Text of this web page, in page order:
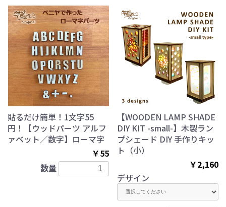
貼るだけ簡単！1文字55
円！【ウッドパーツ アルフ
ァベット／数字】ローマ字
￥55
数量
【WOODEN LAMP SHADE
DIY KIT -small-】木製ラン
プシェード DIY 手作りキッ
ト（小）
￥2,160
デザイン